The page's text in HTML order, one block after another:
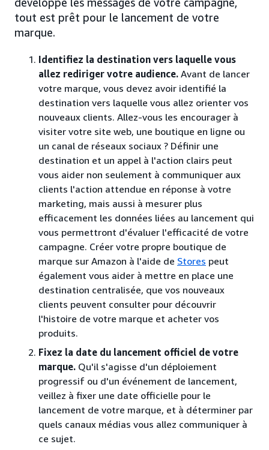
tout est prêt pour le lancement de votre
marque.
Identifiez la destination vers laquelle vous
allez rediriger votre audience. Avant de lancer
votre marque, vous devez avoir identifié la
destination vers laquelle vous allez orienter vos
nouveaux clients. Allez-vous les encourager à
visiter votre site web, une boutique en ligne ou
un canal de réseaux sociaux ? Définir une
destination et un appel à l'action clairs peut
vous aider non seulement à communiquer aux
clients l'action attendue en réponse à votre
marketing, mais aussi à mesurer plus
efficacement les données liées au lancement qui
vous permettront d'évaluer l'efficacité de votre
campagne. Créer votre propre boutique de
marque sur Amazon à l'aide de Stores peut
également vous aider à mettre en place une
destination centralisée, que vos nouveaux
clients peuvent consulter pour découvrir
l'histoire de votre marque et acheter vos
produits.
Fixez la date du lancement officiel de votre
marque. Qu'il s'agisse d'un déploiement
progressif ou d'un événement de lancement,
veillez à fixer une date officielle pour le
lancement de votre marque, et à déterminer par
quels canaux médias vous allez communiquer à
ce sujet.